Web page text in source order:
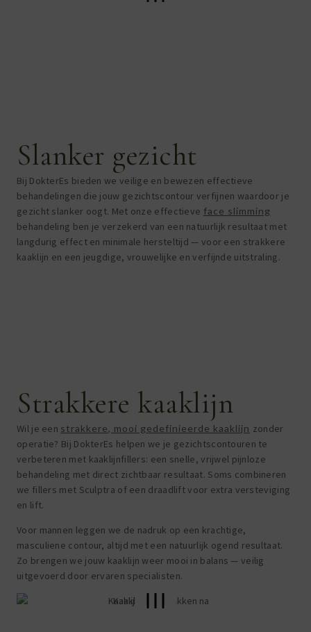
Slanker gezicht
Bij DokterEs bieden we veilige en bewezen effectieve
behandelingen die jouw gezichtscontour verfijnen waardoor je
gezicht slanker oogt. Met onze effectieve face slimming
behandeling ben je verzekerd van een natuurlijk resultaat met
langdurig effect en minimale hersteltijd — voor een strakkere
kaaklijn en een jeugdige, vrouwelijke en verfijnde uitstraling.
Strakkere kaaklijn
Wil je een strakkere, mooi gedefinieerde kaaklijn zonder
operatie? Bij DokterEs helpen we je gezichtscontouren te
verbeteren met kaaklijnfillers: een snelle, vrijwel pijnloze
behandeling met direct zichtbaar resultaat. Soms combineren
we fillers met Sculptra of een draadlift voor extra versteviging
en lift.
Voor mannen leggen we de nadruk op een krachtige,
masculiene contour, altijd met een natuurlijk ogend resultaat.
Zo brengen we jouw kaaklijn weer mooi in balans — veilig
uitgevoerd door ervaren specialisten.